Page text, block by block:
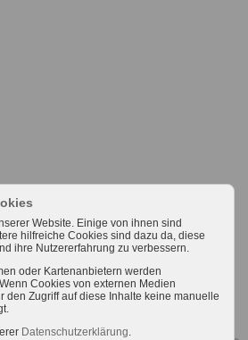
Website. Einige von ihnen sind
hilfreiche Cookies sind dazu da, diese
ihre Nutzererfahrung zu verbessern.
oder Kartenanbietern werden
Cookies von externen Medien
den Zugriff auf diese Inhalte keine manuelle
Datenschutzerklärung.